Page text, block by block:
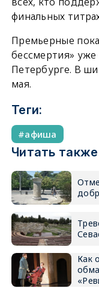
финальных
Премьерные
бессмертия»
Петербурге. В
мая.
Теги:
афиша
Читать
Как